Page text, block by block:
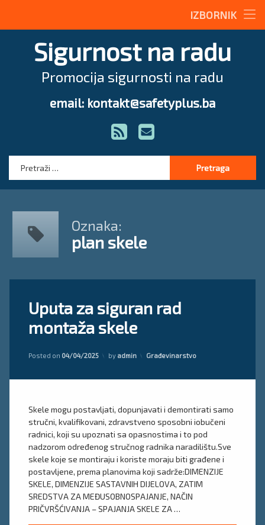
IZBORNIK
Radne upute
Magazin
Stručna pomoć
Sigurnost na radu
Promocija sigurnosti na radu
email: kontakt@safetyplus.ba
RSS E-mail
Oznaka:
plan skele
Uputa za siguran rad
montaža skele
Posted on 04/04/2025 by admin Kategorije:
Građevinarstvo
Skele mogu postavljati, dopunjavati i demontirati samo
stručni, kvalifikovani, zdravstveno sposobni iobučeni
radnici, koji su upoznati sa opasnostima i to pod
nadzorom određenog stručnog radnika naradilištu.Sve
skele koje se montiraju i koriste moraju biti građene i
postavljene, prema planovima koji sadrže:DIMENZIJE
SKELE, DIMENZIJE SASTAVNIH DIJELOVA, ZATIM
SREDSTVA ZA MEĐUSOBNOSPAJANJE, NAČIN
PRIČVRŠĆIVANJA – SPAJANJA SKELE ZA …
plan
skele
Uputsvo
za
montažu
komentar
on
Uputa
za
rad